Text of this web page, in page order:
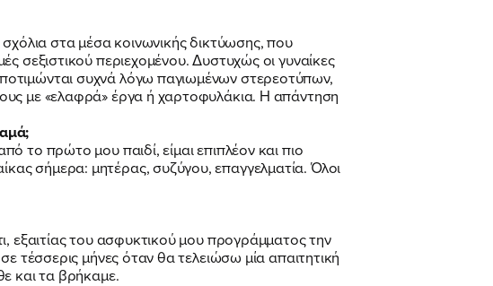
στα μέσα κοινωνικής δικτύωσης, που
σεξιστικού περιεχομένου. Δυστυχώς οι γυναίκες
συχνά λόγω παγιωμένων στερεοτύπων,
με «ελαφρά» έργα ή χαρτοφυλάκια. Η απάντηση
το πρώτο μου παιδί, είμαι επιπλέον και πιο
σήμερα: μητέρας, συζύγου, επαγγελματία. Όλοι
εξαιτίας του ασφυκτικού μου προγράμματος την
τέσσερις μήνες όταν θα τελειώσω μία απαιτητική
και τα βρήκαμε.